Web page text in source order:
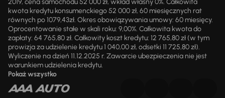
2019, cena samochodu 52 000 zł, wkład własny 0%. Całkowita
kwota kredytu konsumenckiego 52 000 zł, 60 miesięcznych rat
równych po 1079,43zł. Okres obowiązywania umowy: 60 miesięcy.
Oprocentowanie stałe w skali roku: 9,00%. Całkowita kwota do
zapłaty: 64 765,80 zł. Całkowity koszt kredytu: 12 765,80 zł (w tym
prowizja za udzielenie kredytu 1 040,00 zł, odsetki 11 725,80 zł).
Wyliczenie na dzień 11.12.2025 r. Zawarcie ubezpieczenia nie jest
warunkiem udzielenia kredytu.
Pokaż wszystko